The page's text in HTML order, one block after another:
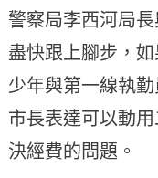
警察局李西河局
盡快跟上腳步，
少年與第一線執
市長表達可以動
決經費的問題。